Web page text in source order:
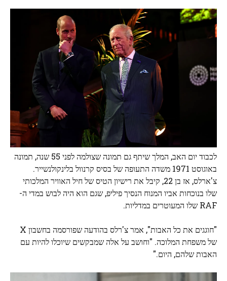
לכבוד יום האב, המלך שיתף גם תמונה שצולמה לפני 55 שנה, תמונה
באוגוסט 1971 משדה התעופה של בסיס קרנוול בלינקולנשייר.
צ'ארלס, אז בן 22, קיבל את רישיון הטיס של חיל האוויר המלכותי
שלו בנוכחות אביו המנוח הנסיך פיליפ, שגם הוא היה לבוש במדי ה-
RAF שלו המעוטרים במדליות.
"חוגגים את כל האבות", אמר צ'רלס בהודעה שפורסמה בחשבון X
של משפחת המלוכה. "וחושב על אלה שמבקשים שיוכלו להיות עם
האבות שלהם, היום."